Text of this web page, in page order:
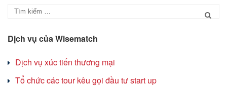
Dịch vụ của Wisematch
Dịch vụ xúc tiến thương mại
Tổ chức các tour kêu gọi đầu tư start up